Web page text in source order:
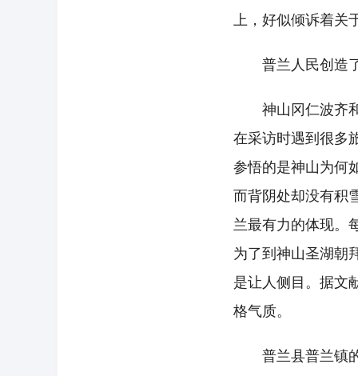
上，好似倾诉着关
普兰人民创造了
神山冈仁波齐和
在采访时遇到很多
参悟的是神山为何
而背阴处却没有积
兰最有力的体现。
为了到神山圣湖朝
是让人侧目。据文
格气质。
普兰县普兰镇的